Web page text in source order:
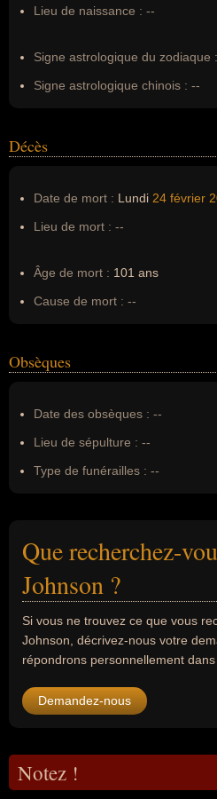
Erreurs d'écriture : --
Lieu de naissance : --
Signe astrologique du zodiaque :
Signe astrologique chinois : --
Décès
Date de mort : Lundi 24 février
Lieu de mort : --
Âge de mort : 101 ans
Cause de mort : --
Obsèques
Date des obsèques : --
Lieu de sépulture : --
Type de funérailles : --
Que recherchez-
Johnson ?
Si vous ne trouvez ce que vous
Johnson, décrivez-nous votre
répondrons personnellement
Demandez-nous
Notez !